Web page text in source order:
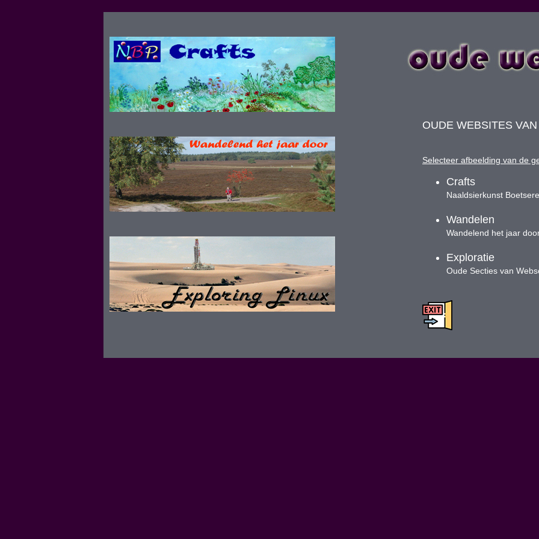
OUDE WEBSITES
Selecteer afbeelding van de
Crafts
Naaldsierkunst
Wandelen
Wandelend het jaar
Exploratie
Oude Secties van